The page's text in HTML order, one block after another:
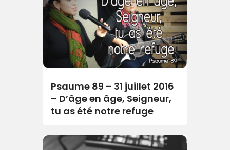
Psaume 89 – 31 juillet 2016
– D’âge en âge, Seigneur,
tu as été notre refuge